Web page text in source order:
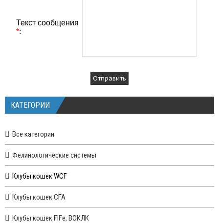
Текст сообщения
*:
КАТЕГОРИИ
Все категории
Фелинологические системы
Клубы кошек WCF
Клубы кошек CFA
Клубы кошек FIFe, ВОКЛК